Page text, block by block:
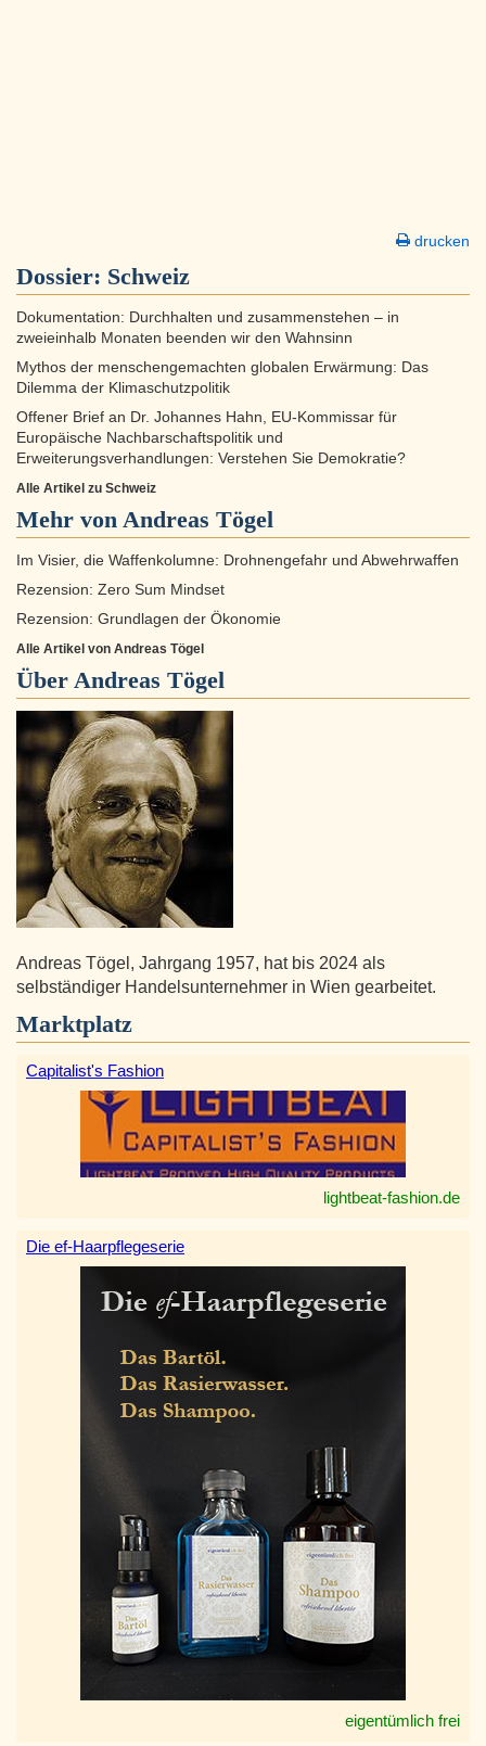
drucken
Dossier: Schweiz
Dokumentation: Durchhalten und zusammenstehen – in
zweieinhalb Monaten beenden wir den Wahnsinn
Mythos der menschengemachten globalen Erwärmung: Das
Dilemma der Klimaschutzpolitik
Offener Brief an Dr. Johannes Hahn, EU-Kommissar für
Europäische Nachbarschaftspolitik und
Erweiterungsverhandlungen: Verstehen Sie Demokratie?
Alle Artikel zu Schweiz
Mehr von Andreas Tögel
Im Visier, die Waffenkolumne: Drohnengefahr und Abwehrwaffen
Rezension: Zero Sum Mindset
Rezension: Grundlagen der Ökonomie
Alle Artikel von Andreas Tögel
Über Andreas Tögel
Andreas Tögel, Jahrgang 1957, hat bis 2024 als
selbständiger Handelsunternehmer in Wien gearbeitet.
Marktplatz
Capitalist's Fashion
lightbeat-fashion.de
Die ef-Haarpflegeserie
eigentümlich frei